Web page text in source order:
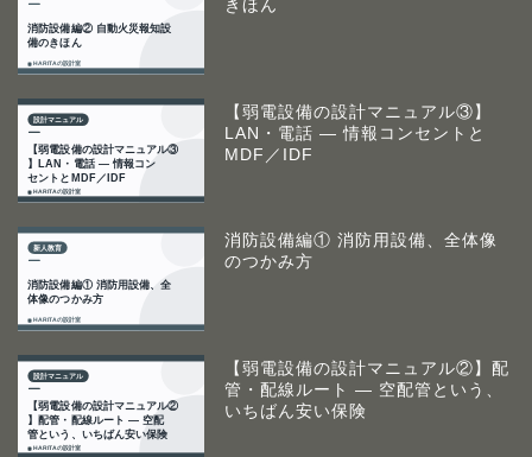
きほん
【弱電設備の設計マニュアル③】
LAN・電話 ― 情報コンセントと
MDF／IDF
消防設備編① 消防用設備、全体像
のつかみ方
【弱電設備の設計マニュアル②】配
管・配線ルート ― 空配管という、
いちばん安い保険